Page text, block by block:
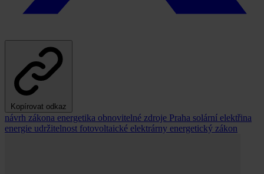
Kopírovat odkaz
návrh zákona energetika obnovitelné zdroje Praha solární elektřina
energie udržitelnost fotovoltaické elektrárny energetický zákon